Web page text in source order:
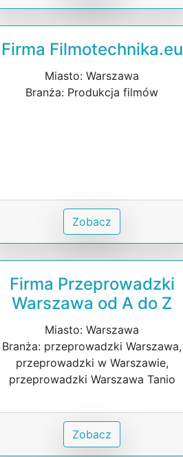
Firma Filmotechnika.eu
Miasto: Warszawa
Branża: Produkcja filmów
Zobacz
Firma Przeprowadzki
Warszawa od A do Z
Miasto: Warszawa
Branża: przeprowadzki Warszawa,
przeprowadzki w Warszawie,
przeprowadzki Warszawa Tanio
Zobacz